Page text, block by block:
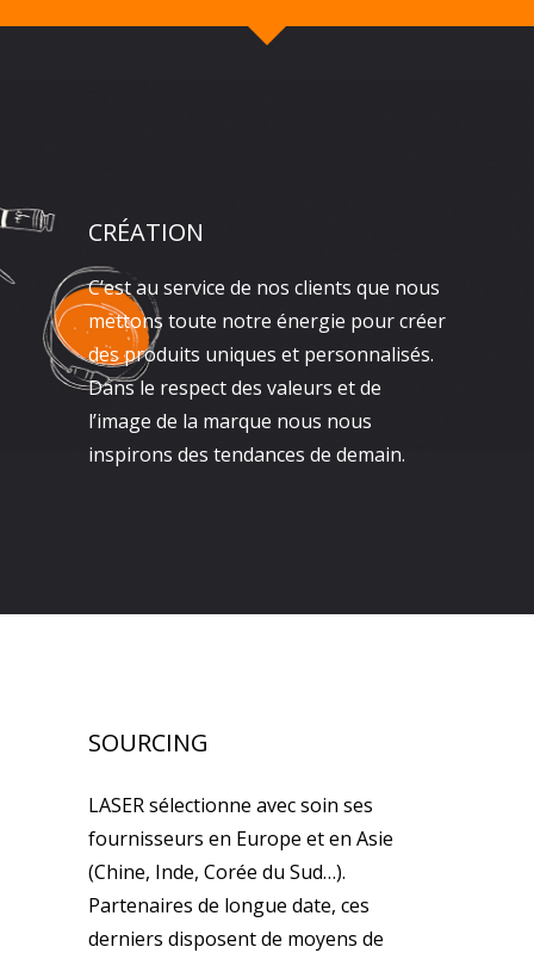
CRÉATION
C’est au service de nos clients que nous
mettons toute notre énergie pour créer
des produits uniques et personnalisés.
Dans le respect des valeurs et de
l’image de la marque nous nous
inspirons des tendances de demain.
SOURCING
LASER sélectionne avec soin ses
fournisseurs en Europe et en Asie
(Chine, Inde, Corée du Sud…).
Partenaires de longue date, ces
derniers disposent de moyens de